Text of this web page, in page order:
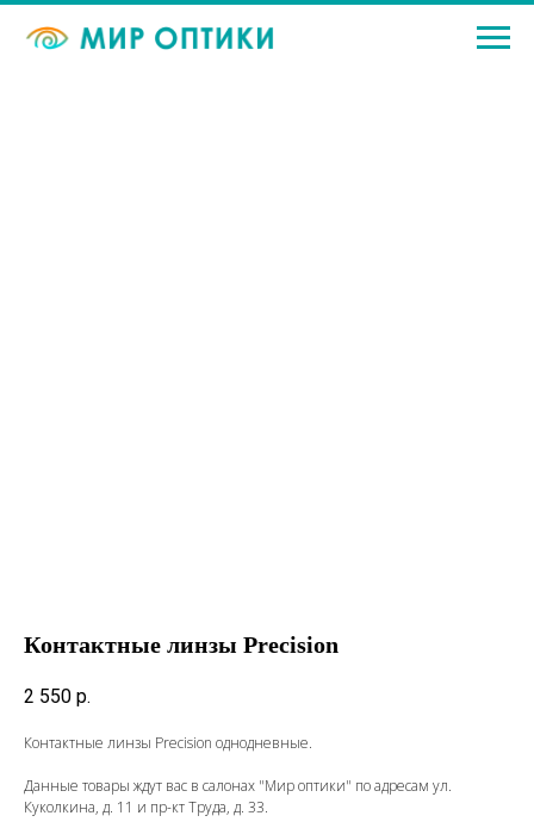
Контактные линзы Precision
2 550 р.
Контактные линзы Precision однодневные.
Данные товары ждут вас в салонах "Мир оптики" по адресам ул.
Куколкина, д. 11 и пр-кт Труда, д. 33.